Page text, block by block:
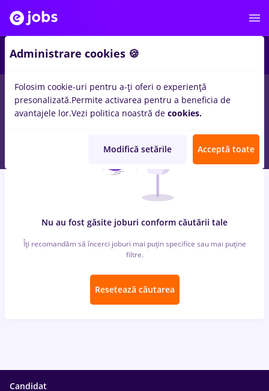
locuri de muncaPart timeinBarladinConstructii / Instalatii
Nu au fost găsite joburi conform căutării tale
Îți recomandăm să încerci joburi mai puțin specifice sau mai puține
filtre.
Resetează căutarea
Candidat
Administrare cookies 🍪
Folosim cookie-uri pentru a-ți oferi o experiență
presonalizată.Permite activarea pentru a beneficia de
avantajele lor.Vezi politica noastră de cookies.
Modifică setările Acceptă toate